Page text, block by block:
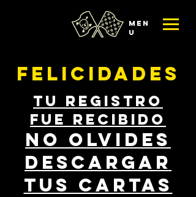
MEN
U
FELICIDADES
TU REGISTRO
FUE RECIBIDO
NO OLVIDES
DESCARGAR
TUS CARTAS